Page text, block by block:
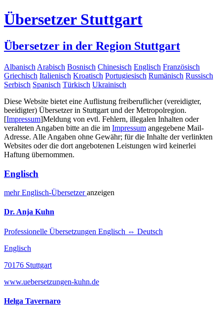
Übersetzer Stuttgart
Übersetzer in der Region Stuttgart
Albanisch Arabisch Bosnisch Chinesisch Englisch Französisch
Griechisch Italienisch Kroatisch Portugiesisch Rumänisch Russisch
Serbisch Spanisch Türkisch Ukrainisch
Diese Website bietet eine Auflistung freiberuflicher (vereidigter,
beeidigter) Übersetzer in Stuttgart und der Metropolregion.
[Impressum]Meldung von evtl. Fehlern, illegalen Inhalten oder
veralteten Angaben bitte an die im Impressum angegebene Mail-
Adresse. Alle Angaben ohne Gewähr; für die Inhalte der verlinkten
Websites oder die dort angebotenen Leistungen wird keinerlei
Haftung übernommen.
Englisch
mehrEnglisch-Übersetzeranzeigen
Dr. Anja Kuhn
Professionelle Übersetzungen Englisch ⇔ Deutsch
Englisch
70176 Stuttgart
www.uebersetzungen-kuhn.de
Helga Tavernaro